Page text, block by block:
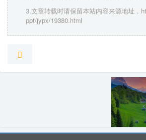
3.文章转载时请保留本站内容来源地址，
ppt/jypx/19380.html